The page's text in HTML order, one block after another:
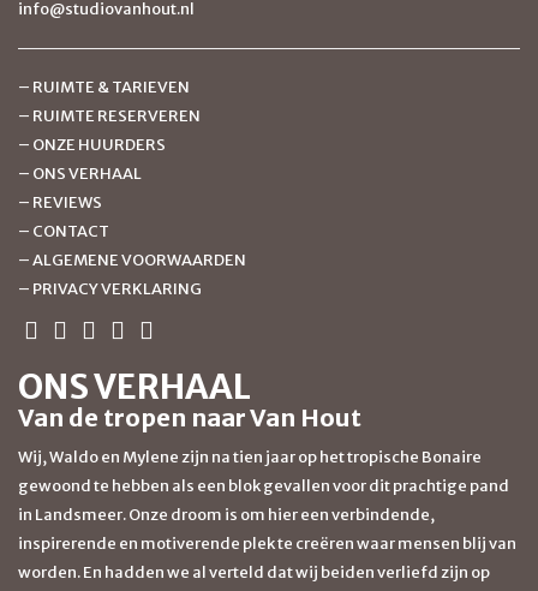
info@studiovanhout.nl
– RUIMTE & TARIEVEN
– RUIMTE RESERVEREN
– ONZE HUURDERS
– ONS VERHAAL
– REVIEWS
– CONTACT
–ALGEMENE VOORWAARDEN
– PRIVACY VERKLARING
ONS VERHAAL
Van de tropen naar Van Hout
Wij, Waldo en Mylene zijn na tien jaar op het tropische Bonaire
gewoond te hebben als een blok gevallen voor dit prachtige pand
in Landsmeer. Onze droom is om hier een verbindende,
inspirerende en motiverende plek te creëren waar mensen blij van
worden. En hadden we al verteld dat wij beiden verliefd zijn op